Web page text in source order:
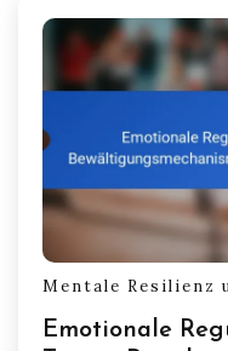
Mentale Resilienz
Emotionale